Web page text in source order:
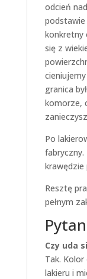
odcień
konkretny
się z
granica
komorze,
Po
krawędzie
Resztę
pełnym
Czy uda
Tak.
lakieru i